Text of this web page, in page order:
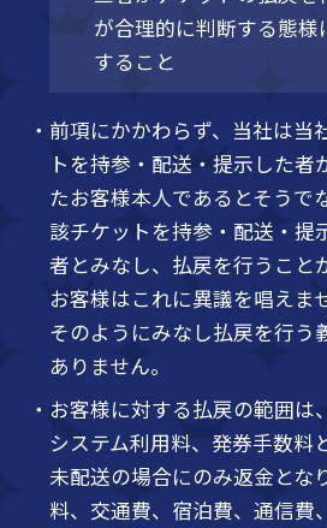
が合理的に判断する態
すること
・前項にかかわらず、当社は当
トを持参・配送・提示した者
たお客様本人であるとそうで
該チケットを持参・配送・提
者とみなし、払戻を行うこと
お客様はこれに異議を唱えま
そのようにみなし払戻を行う
ありません。
・お客様に対する払戻の範囲は
システム利用料、発券手数料
未配送の場合にのみ返金とな
料、交通費、宿泊費、通信費